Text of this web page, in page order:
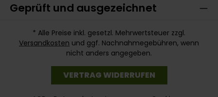
Geprüft und ausgezeichnet
* Alle Preise inkl. gesetzl. Mehrwertsteuer zzgl.
Versandkosten und ggf. Nachnahmegebühren, wenn
nicht anders angegeben.
VERTRAG WIDERRUFEN